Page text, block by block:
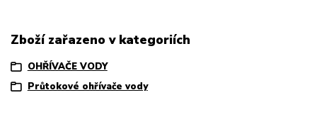
Zboží zařazeno v kategoriích
OHŘÍVAČE VODY
Průtokové ohřívače vody